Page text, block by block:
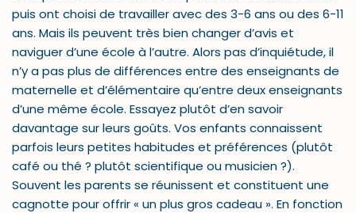
puis ont choisi de travailler avec des 3-6 ans ou des 6-11
ans. Mais ils peuvent très bien changer d’avis et
naviguer d’une école à l’autre. Alors pas d’inquiétude, il
n’y a pas plus de différences entre des enseignants de
maternelle et d’élémentaire qu’entre deux enseignants
d’une même école. Essayez plutôt d’en savoir
davantage sur leurs goûts. Vos enfants connaissent
parfois leurs petites habitudes et préférences (plutôt
café ou thé ? plutôt scientifique ou musicien ?).
Souvent les parents se réunissent et constituent une
cagnotte pour offrir « un plus gros cadeau ». En fonction